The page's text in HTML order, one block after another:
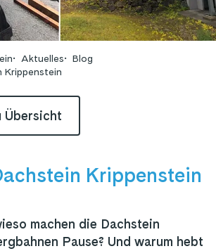
Aktuelles
Blog
Krippenstein
Übersicht
Krippenstein
machen die Dachstein
Pause? Und warum hebt